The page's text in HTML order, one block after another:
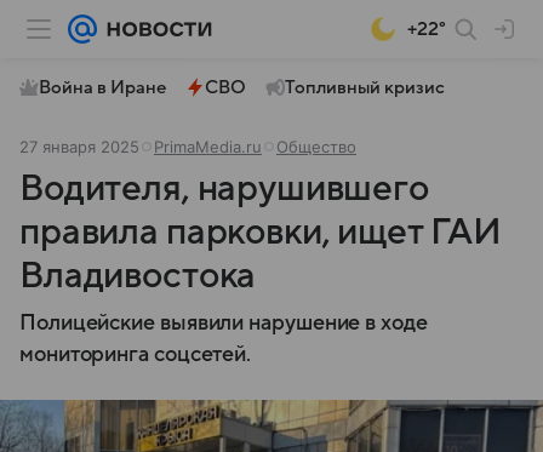
+22°
Война в Иране СВО Топливный кризис
27 января 2025 PrimaMedia.ru Общество
Водителя, нарушившего
правила парковки, ищет ГАИ
Владивостока
Полицейские выявили нарушение в ходе
мониторинга соцсетей.